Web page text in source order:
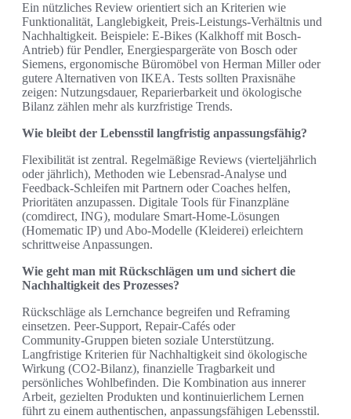
Ein nützliches Review orientiert sich an Kriterien wie
Funktionalität, Langlebigkeit, Preis‑Leistungs‑Verhältnis und
Nachhaltigkeit. Beispiele: E‑Bikes (Kalkhoff mit Bosch-
Antrieb) für Pendler, Energiespargeräte von Bosch oder
Siemens, ergonomische Büromöbel von Herman Miller oder
gutere Alternativen von IKEA. Tests sollten Praxisnähe
zeigen: Nutzungsdauer, Reparierbarkeit und ökologische
Bilanz zählen mehr als kurzfristige Trends.
Wie bleibt der Lebensstil langfristig anpassungsfähig?
Flexibilität ist zentral. Regelmäßige Reviews (vierteljährlich
oder jährlich), Methoden wie Lebensrad‑Analyse und
Feedback‑Schleifen mit Partnern oder Coaches helfen,
Prioritäten anzupassen. Digitale Tools für Finanzpläne
(comdirect, ING), modulare Smart‑Home‑Lösungen
(Homematic IP) und Abo‑Modelle (Kleiderei) erleichtern
schrittweise Anpassungen.
Wie geht man mit Rückschlägen um und sichert die
Nachhaltigkeit des Prozesses?
Rückschläge als Lernchance begreifen und Reframing
einsetzen. Peer‑Support, Repair‑Cafés oder
Community‑Gruppen bieten soziale Unterstützung.
Langfristige Kriterien für Nachhaltigkeit sind ökologische
Wirkung (CO2‑Bilanz), finanzielle Tragbarkeit und
persönliches Wohlbefinden. Die Kombination aus innerer
Arbeit, gezielten Produkten und kontinuierlichem Lernen
führt zu einem authentischen, anpassungsfähigen Lebensstil.